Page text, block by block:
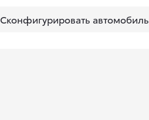
Сконфигурировать автомобиль